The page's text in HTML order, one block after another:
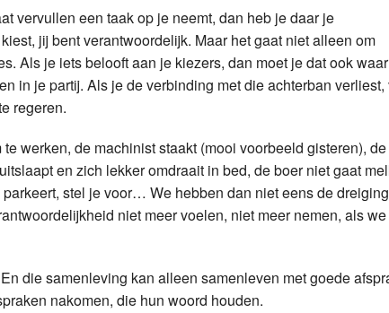
vervullen een taak op je neemt, dan heb je daar je
jij bent verantwoordelijk. Maar het gaat niet alleen om
Als je iets belooft aan je kiezers, dan moet je dat ook
in je partij. Als je de verbinding met die achterban
regeren.
werken, de machinist staakt (mooi voorbeeld gisteren), de
en zich lekker omdraait in bed, de boer niet gaat
stel je voor… We hebben dan niet eens de
niet meer voelen, niet meer nemen, als
die samenleving kan alleen samenleven met goede
nakomen, die hun woord houden.